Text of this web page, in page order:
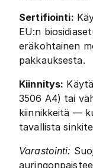
Sertifiointi:
EU:n
eräkohtainen
pakkauksesta.
Kiinnitys:
3506 A4) tai
kiinnikkeitä —
tavallista
Varastointi: